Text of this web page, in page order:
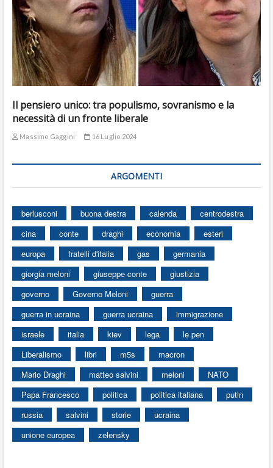
Il pensiero unico: tra populismo, sovranismo e la
necessità di un fronte liberale
Massimo Gaggini 16 Luglio 2024
ARGOMENTI
berlusconi buona destra calenda
centrodestra
cina
conte draghi economia
esteri
europa
fratelli d'italia gas
germania
giorgia meloni
giuseppe conte
giustizia
governo
Governo Meloni
guerra
guerra in ucraina
guerra ucraina
immigrazione
israele
italia kiev lega
le pen
Liberalismo
libri m5s
macron
Mario Draghi
matteo salvini meloni
NATO
Papa Francesco
politica politica italiana
putin
russia
salvini storie
ucraina
unione europea
zelensky